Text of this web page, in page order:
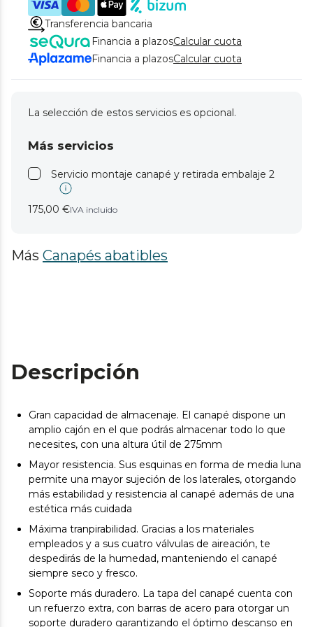
Transferencia bancaria
Financia a plazosCalcular cuota
Financia a plazosCalcular cuota
La selección de estos servicios es opcional.
Más servicios
Servicio montaje canapé y retirada embalaje 2
175,00 €IVA incluido
Más Canapés abatibles
Descripción
Gran capacidad de almacenaje. El canapé dispone un
amplio cajón en el que podrás almacenar todo lo que
necesites, con una altura útil de 275mm
Mayor resistencia. Sus esquinas en forma de media luna
permite una mayor sujeción de los laterales, otorgando
más estabilidad y resistencia al canapé además de una
estética más cuidada
Máxima tranpirabilidad. Gracias a los materiales
empleados y a sus cuatro válvulas de aireación, te
despedirás de la humedad, manteniendo el canapé
siempre seco y fresco.
Soporte más duradero. La tapa del canapé cuenta con
un refuerzo extra, con barras de acero para otorgar un
soporte duradero garantizando el óptimo descanso en